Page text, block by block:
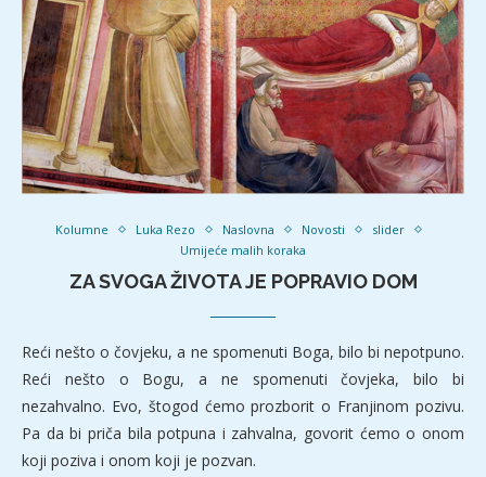
Kolumne Luka Rezo Naslovna Novosti
slider
Umijeće malih koraka
ZA SVOGA ŽIVOTA JE POPRAVIO DOM
Reći nešto o čovjeku, a ne spomenuti Boga, bilo bi nepotpuno.
Reći nešto o Bogu, a ne spomenuti čovjeka, bilo bi
nezahvalno. Evo, štogod ćemo prozborit o Franjinom pozivu.
Pa da bi priča bila potpuna i zahvalna, govorit ćemo o onom
koji poziva i onom koji je pozvan.